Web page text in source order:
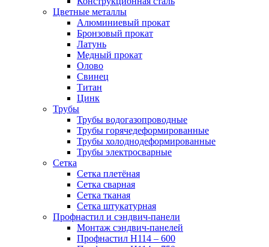
Цветные металлы
Алюминиевый прокат
Бронзовый прокат
Латунь
Медный прокат
Олово
Свинец
Титан
Цинк
Трубы
Трубы водогазопроводные
Трубы горячедеформированные
Трубы холоднодеформированные
Трубы электросварные
Сетка
Сетка плетёная
Сетка сварная
Сетка тканая
Сетка штукатурная
Профнастил и сэндвич-панели
Монтаж сэндвич-панелей
Профнастил Н114 – 600